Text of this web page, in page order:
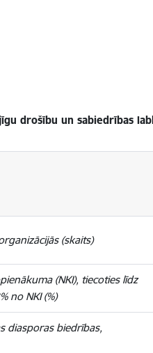
drošību un sabiedrības
(skaits)
(NKI), tiecoties līdz
no NKI (%)
diasporas biedrības,